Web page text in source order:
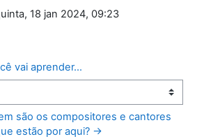
18 jan 2024, 09:23
vai aprender...
são os compositores e cantores
estão por aqui? →